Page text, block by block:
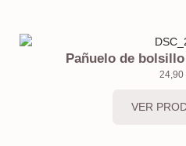
Pañuelo de bolsillo
24,90
VER